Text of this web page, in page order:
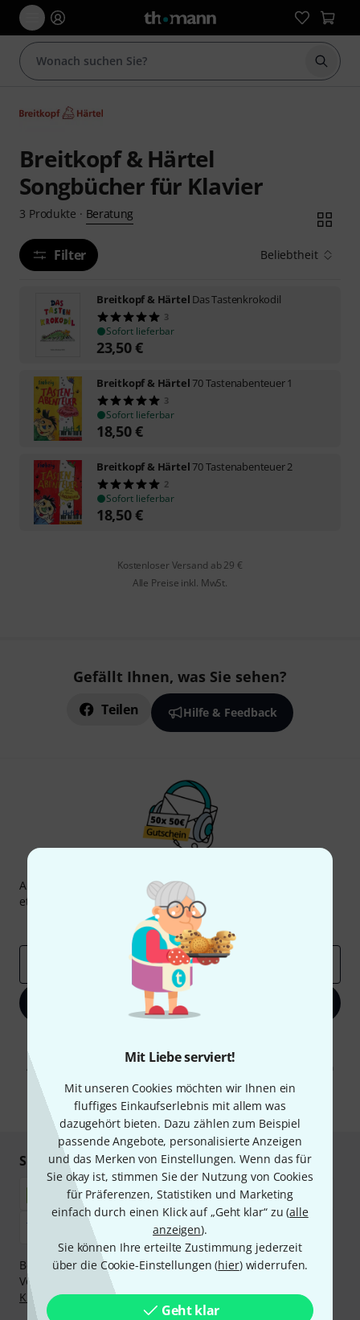
Mit Liebe serviert!
Mit unseren Cookies möchten wir Ihnen ein
fluffiges Einkaufserlebnis mit allem was
dazugehört bieten. Dazu zählen zum Beispiel
passende Angebote, personalisierte Anzeigen
und das Merken von Einstellungen. Wenn das für
Sie okay ist, stimmen Sie der Nutzung von Cookies
für Präferenzen, Statistiken und Marketing
einfach durch einen Klick auf „Geht klar“ zu (alle
anzeigen).
Sie können Ihre erteilte Zustimmung jederzeit
über die Cookie-Einstellungen (hier) widerrufen.
Geht klar
Suche
Breitkopf & Härtel
Songbücher für Klavier
3 Produkte · Beratung
Filter Beliebtheit
Breitkopf & Härtel Das Tastenkrokodil
3
Sofort lieferbar
23,50€
Breitkopf & Härtel70 Tastenabenteuer 1
3
Sofort lieferbar
18,50€
Breitkopf & Härtel70 Tastenabenteuer 2
2
Sofort lieferbar
18,50€
Kostenloser Versand ab 29 €
Alle Preise inkl. MwSt.
Gefällt Ihnen, was Sie sehen?
Teilen Hilfe & Feedback
Abonniere den Thomann Newsletter und gewinne mit
etwas Glück einen von
50 Gutscheinen
Inspirierende Beiträge
Deals
Jetzt anmelden
Werbung und einer Messung des E-Mail-Nutzungsverhaltens zu. Die
Abmeldung ist jederzeit möglich. Weitere Informationen finden Sie in
* Pflichtfeld
Sicher einkaufen & bezahlen
Bezahlen Sie vertraulich und sicher per Nachnahme,
Vorkasse, PayPal, Amazon Pay,
Klarna Ratenzahlungoder Kreditkarte.